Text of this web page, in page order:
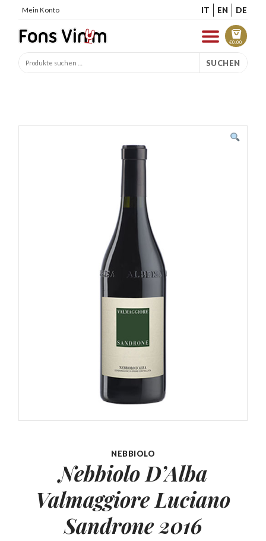
Mein Konto IT EN DE
€0.00
SUCHEN
NEBBIOLO
Nebbiolo D’Alba
ValmaggioreLuciano
Sandrone 2016